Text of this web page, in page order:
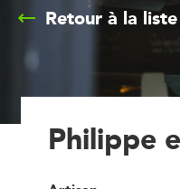
Retour à la liste
Philippe